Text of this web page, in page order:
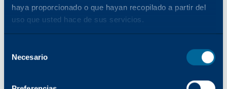
haya proporcionado o que hayan recopilado a partir del
uso que usted hace de sus servicios.
delNecesario
MONOCROMO PPM
Arivia M3135
Ideal para oficinas pequeñas y medianas